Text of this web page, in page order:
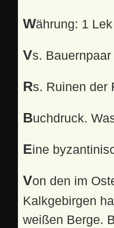
Währung: 1
Vs.
Rs. Ruinen
Buchdruck.
Eine
Von den im Osten des Landes bis zu 2700 m hohen
Kalkgebirgen
weißen Berge.